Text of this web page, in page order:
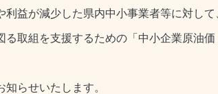
益が減少した県内中小事業者等に対して
る取組を支援するための「中小企業原油価
らせいたします。